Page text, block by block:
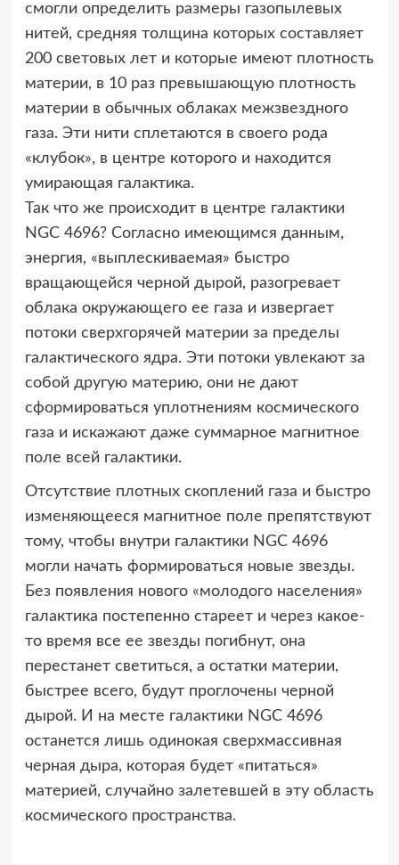
смогли определить размеры газопылевых
нитей, средняя толщина которых составляет
200 световых лет и которые имеют плотность
материи, в 10 раз превышающую плотность
материи в обычных облаках межзвездного
газа. Эти нити сплетаются в своего рода
«клубок», в центре которого и находится
умирающая галактика.
Так что же происходит в центре галактики
NGC 4696? Согласно имеющимся данным,
энергия, «выплескиваемая» быстро
вращающейся черной дырой, разогревает
облака окружающего ее газа и извергает
потоки сверхгорячей материи за пределы
галактического ядра. Эти потоки увлекают за
собой другую материю, они не дают
сформироваться уплотнениям космического
газа и искажают даже суммарное магнитное
поле всей галактики.
Отсутствие плотных скоплений газа и быстро
изменяющееся магнитное поле препятствуют
тому, чтобы внутри галактики NGC 4696
могли начать формироваться новые звезды.
Без появления нового «молодого населения»
галактика постепенно стареет и через какое-
то время все ее звезды погибнут, она
перестанет светиться, а остатки материи,
быстрее всего, будут проглочены черной
дырой. И на месте галактики NGC 4696
останется лишь одинокая сверхмассивная
черная дыра, которая будет «питаться»
материей, случайно залетевшей в эту область
космического пространства.